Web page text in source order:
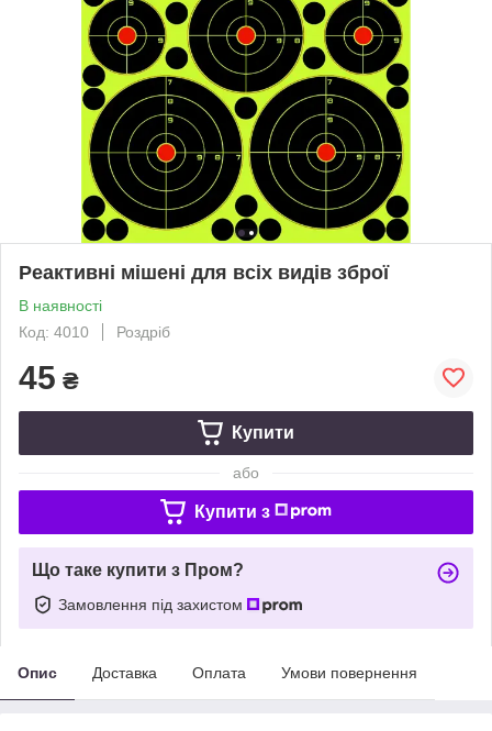
Реактивні мішені для всіх видів зброї
В наявності
Код: 4010
Роздріб
45 ₴
Купити
або
Купити з
Що таке купити з Пром?
Замовлення під захистом
Опис Доставка Оплата Умови повернення